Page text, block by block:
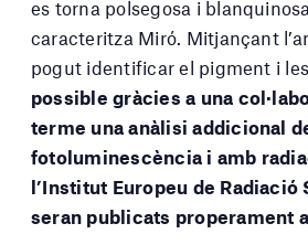
es torna polsegosa i
caracteritza Miró. Mitjançant
pogut identificar el pigment i
possible gràcies a una
terme una anàlisi addicional
fotoluminescència i amb
l’Institut Europeu de
seran publicats properament